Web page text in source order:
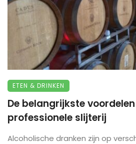
ETEN & DRINKEN
De belangrijkste
professionele slijterij
Alcoholische dranken zijn op